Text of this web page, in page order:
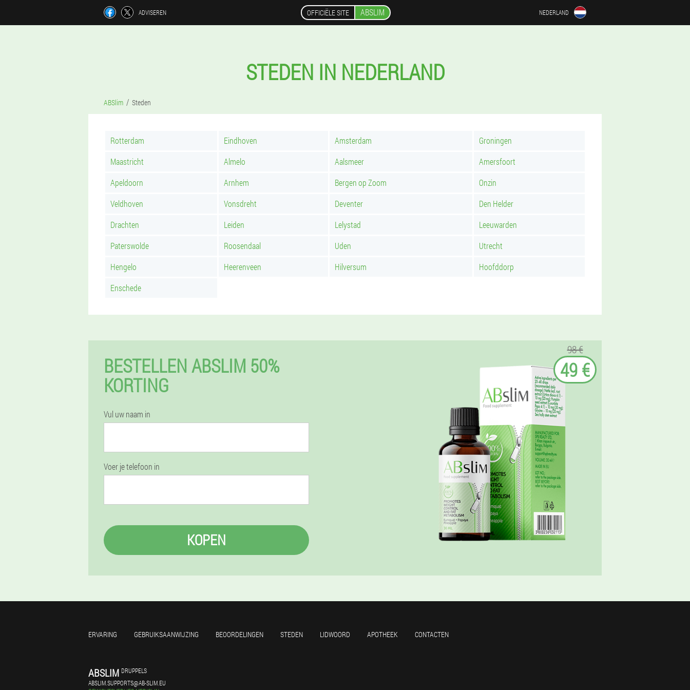
ADVISEREN OFFICIËLE SITE ABSLIM NEDERLAND
STEDEN IN NEDERLAND
ABSlim Steden
Rotterdam Eindhoven Amsterdam
Groningen
Maastricht
Almelo Aalsmeer
Amersfoort
Apeldoorn
Arnhem Bergen op Zoom
Onzin
Veldhoven
Vonsdreht Deventer
Den Helder
Drachten
Leiden Lelystad
Leeuwarden
Paterswolde
Roosendaal Uden
Utrecht
Hengelo
Heerenveen Hilversum
Hoofddorp
Enschede
BESTELLEN ABSLIM 50%
KORTING
Vul uw naam in
Voer je telefoon in
KOPEN
98 €
49 €
ERVARING GEBRUIKSAANWIJZING BEOORDELINGEN STEDEN LIDWOORD APOTHEEK CONTACTEN
ABSLIM DRUPPELS
ABSLIM.SUPPORTS@AB-SLIM.EU